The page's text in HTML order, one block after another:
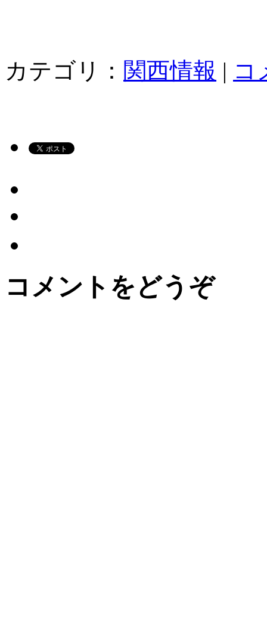
カテゴリ： 関西情報 | コ
コメントをどうぞ